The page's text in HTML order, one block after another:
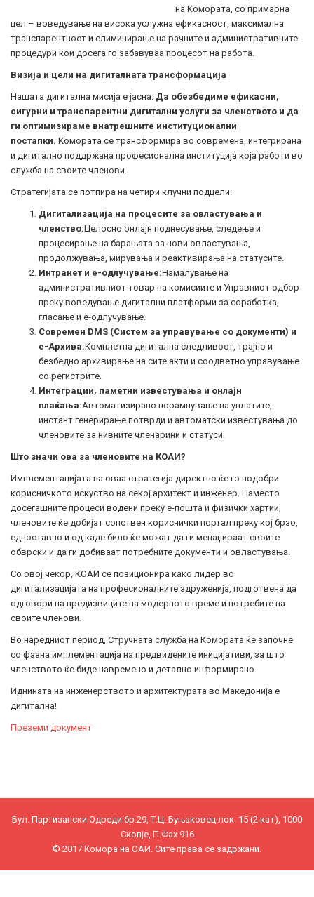
на Комората, со примарна
цел – воведување на висока услужна ефикасност, максимална
транспарентност и елиминирање на рачните и административните
процедури кои досега го забавуваа процесот на работа.
Визија и цели на дигиталната трансформација
Нашата дигитална мисија е јасна: Да обезбедиме ефикасни,
сигурни и транспарентни дигитални услуги за членството и да
ги оптимизираме внатрешните институционални
постапки. Комората се трансформира во современа, интегрирана
и дигитално поддржана професионална институција која работи во
служба на своите членови.
Стратегијата се потпира на четири клучни подцели:
Дигитализација на процесите за овластувања и
членство:Целосно онлајн поднесување, следење и
процесирање на барањата за нови овластувања,
продолжувања, мирувања и реактивирања на статусите.
Интранет и е-одлучување:Намалување на
административниот товар на комисиите и Управниот одбор
преку воведување дигитални платформи за соработка,
гласање и е-одлучување.
Современ DMS (Систем за управување со документи) и
е-Архива:Комплетна дигитална следливост, трајно и
безбедно архивирање на сите акти и соодветно управување
со регистрите.
Интеграции, паметни известувања и онлајн
плаќања:Автоматизирано порамнување на уплатите,
инстант генерирање потврди и автоматски известувања до
членовите за нивните членарини и статуси.
Што значи ова за членовите на КОАИ?
Имплементацијата на оваа стратегија директно ќе го подобри
корисничкото искуство на секој архитект и инженер. Наместо
досегашните процеси водени преку е-пошта и физички хартии,
членовите ќе добијат сопствен кориснички портал преку кој брзо,
едноставно и од каде било ќе можат да ги менаџираат своите
обврски и да ги добиваат потребните документи и овластувања.
Со овој чекор, КОАИ се позиционира како лидер во
дигитализацијата на професионалните здруженија, подготвена да
одговори на предизвиците на модерното време и потребите на
своите членови.
Во наредниот период, Стручната служба на Комората ќе започне
со фазна имплементација на предвидените иницијативи, за што
членството ќе биде навремено и детално информирано.
Иднината на инженерството и архитектурата во Македонија е
дигитална!
Преземи документ
Бул. Партизански Одреди бр.29, Т.Ц. Буњаковец лок. 15 (2 кат), 1000
Скопје, П.Фах 916
© 2017 Комора на ОАИ. Сите права се задржани.